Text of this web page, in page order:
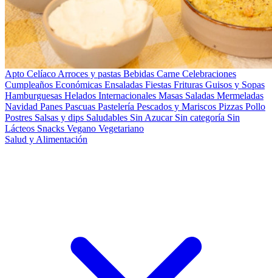
Apto Celíaco Arroces y pastas Bebidas Carne Celebraciones
Cumpleaños Económicas Ensaladas Fiestas Frituras Guisos y Sopas
Hamburguesas Helados Internacionales Masas Saladas Mermeladas
Navidad Panes Pascuas Pastelería Pescados y Mariscos Pizzas Pollo
Postres Salsas y dips Saludables Sin Azucar Sin categoría Sin
Lácteos Snacks Vegano Vegetariano
Salud y Alimentación